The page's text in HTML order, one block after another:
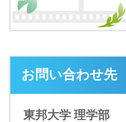
お問い合わせ先
東邦大学 理学部